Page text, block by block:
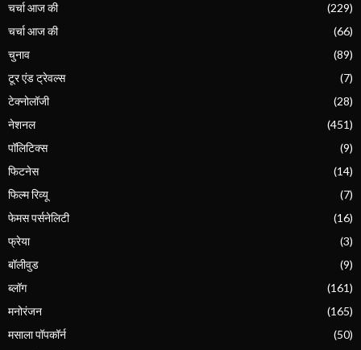
चर्चा आज की
(229)
चर्चा आज की
(66)
चुनाव
(89)
टूर एंड ट्रेवल्स
(7)
टेक्नोलॉजी
(28)
नेशनल
(451)
पॉलिटिक्स
(9)
फिटनेस
(14)
फिल्म रिव्यू
(7)
फेमस पर्सनेलिटी
(16)
फ्रेया
(3)
बॉलीवुड
(9)
ब्लॉग
(161)
मनोरंजन
(165)
मसाला पॉपकॉर्न
(50)